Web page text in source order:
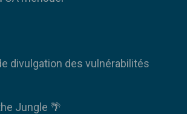
divulgation des vulnérabilités
Jungle 🌴